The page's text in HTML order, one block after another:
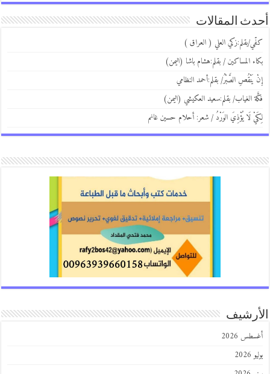
المقالات
بقلم:زكي العلي ( العراق )
المساكين / بقلم:هشام باشا (اليمن)
الصَّبْرُ/ بقلم:أحمد النظامي
الغياب/ بقلم:سعيد العكيشي (اليمن)
لَا يُؤْذِيَ الوَرْدُ / شعر: أحلام حسين غانم
2026